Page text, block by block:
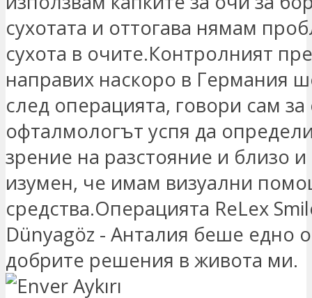
сухотата и оттогава нямам
сухота в очите.Контролният
направих наскоро в Германия
след операцията, говори сам за
офталмологът успя да
зрение на разстояние и близо
изумен, че имам визуални
средства.Операцията ReLex
Dünyagöz - Анталия беше едно
добрите решения в живота ми.